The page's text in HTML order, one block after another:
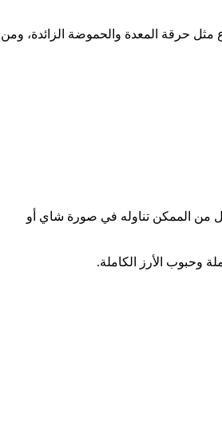
مثل حرقة المعدة والحموضة الزائدة، ومن
من الممكن تناوله في صورة شاي أو
وحبوب الأرز الكاملة.